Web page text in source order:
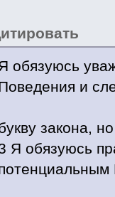
обязуюсь
и
закона,
Я обязуюсь